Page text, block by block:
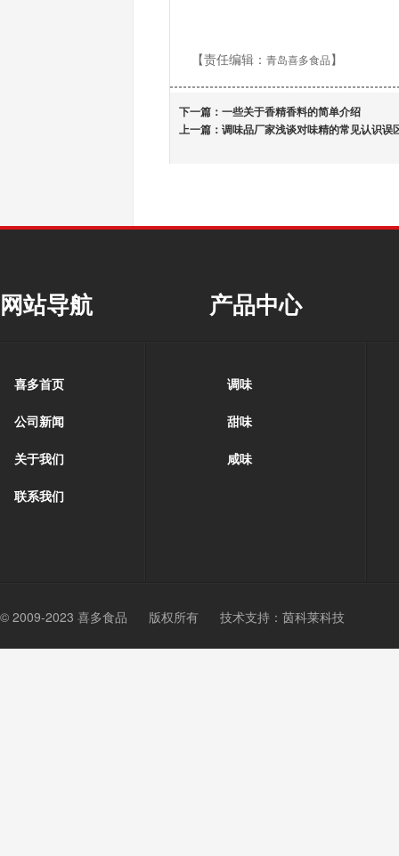
【责任编辑：青岛喜多食品】
下一篇： 一些关于香精香料的简单介绍
上一篇： 调味品厂家浅谈对味精的常见认识误
网站导航
喜多首页
公司新闻
关于我们
联系我们
产品中心
调味
甜味
咸味
© 2009-2023 喜多食品 版权所有 技术支持： 茵科莱科技